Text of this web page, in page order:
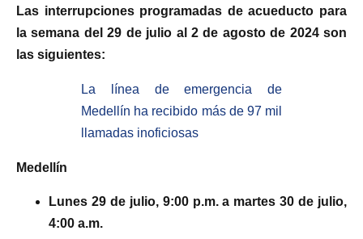
Las interrupciones programadas de acueducto para
la semana del 29 de julio al 2 de agosto de 2024 son
las siguientes:
La línea de emergencia de
Medellín ha recibido más de 97 mil
llamadas inoficiosas
Medellín
Lunes 29 de julio, 9:00 p.m. a martes 30 de julio,
4:00 a.m.